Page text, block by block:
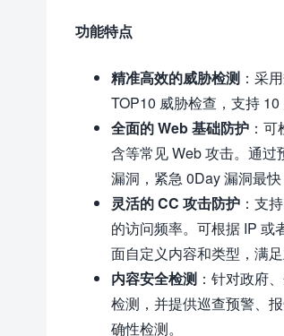
功能特点
精准高效的威胁检测 ：采
TOP10 威胁检查，支持
全面的 Web 基础防护 ：
含等常见 Web 攻击。通
漏洞，紧急 0Day 漏洞最
灵活的 CC 攻击防护 ：支
的访问频率。可根据 IP 或
面自定义内容和类型，满足
内容安全检测 ：针对政府
检测，并提供巡查预警、
确性检测。